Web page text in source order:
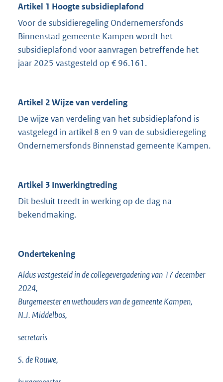
Artikel 1 Hoogte subsidieplafond
Voor de subsidieregeling Ondernemersfonds
Binnenstad gemeente Kampen wordt het
subsidieplafond voor aanvragen betreffende het
jaar 2025 vastgesteld op € 96.161.
Artikel 2Wijze van verdeling
De wijze van verdeling van het subsidieplafond is
vastgelegd in artikel 8 en 9 van de subsidieregeling
Ondernemersfonds Binnenstad gemeente Kampen.
Artikel 3 Inwerkingtreding
Dit besluit treedt in werking op de dag na
bekendmaking.
Ondertekening
Aldus vastgesteld in de collegevergadering van 17 december
2024,
Burgemeester en wethouders van de gemeente Kampen,
N.J. Middelbos,
secretaris
S. de Rouwe,